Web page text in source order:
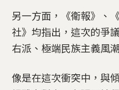
另一方面，《衛報》、
社》均指出，這次的爭
右派、極端民族主義風
像是在這次衝突中，與